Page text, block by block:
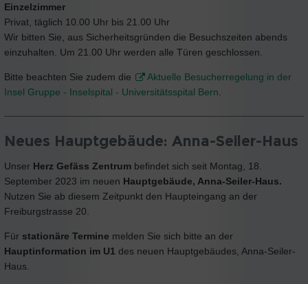
Einzelzimmer
Privat, täglich 10.00 Uhr bis 21.00 Uhr
Wir bitten Sie, aus Sicherheitsgründen die Besuchszeiten abends
einzuhalten. Um 21.00 Uhr werden alle Türen geschlossen.
Bitte beachten Sie zudem die
Aktuelle Besucherregelung in der
Insel Gruppe - Inselspital - Universitätsspital Bern
Neues Hauptgebäude: Anna-Seiler-Haus
Unser Herz Gefäss Zentrum befindet sich seit Montag, 18.
September 2023 im neuen Hauptgebäude, Anna-Seiler-Haus.
Nutzen Sie ab diesem Zeitpunkt den Haupteingang an der
Freiburgstrasse 20.
Für stationäre Termine melden Sie sich bitte an der
Hauptinformation im U1 des neuen Hauptgebäudes, Anna-Seiler-
Haus.